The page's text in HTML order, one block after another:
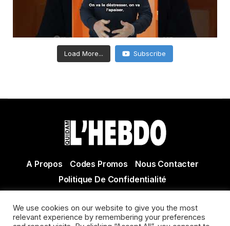
Load More... Subscribe
A Propos Codes Promos
Nous Contacter
Politique De Confidentialité
Actualité Agen - Actualité en lot et Garonne - Actualité
We use cookies on our website to give you the most
relevant experience by remembering your preferences